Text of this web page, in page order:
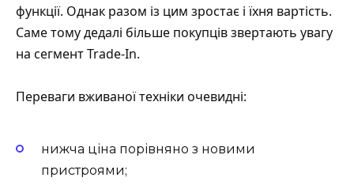
функції. Однак разом із цим зростає і їхня вартість.
Саме тому дедалі більше покупців звертають увагу
на сегмент Trade-In.
Переваги вживаної техніки очевидні:
нижча ціна порівняно з новими
пристроями;